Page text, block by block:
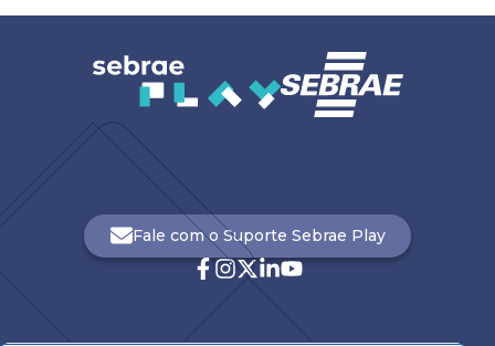
Fale com o Suporte Sebrae Play